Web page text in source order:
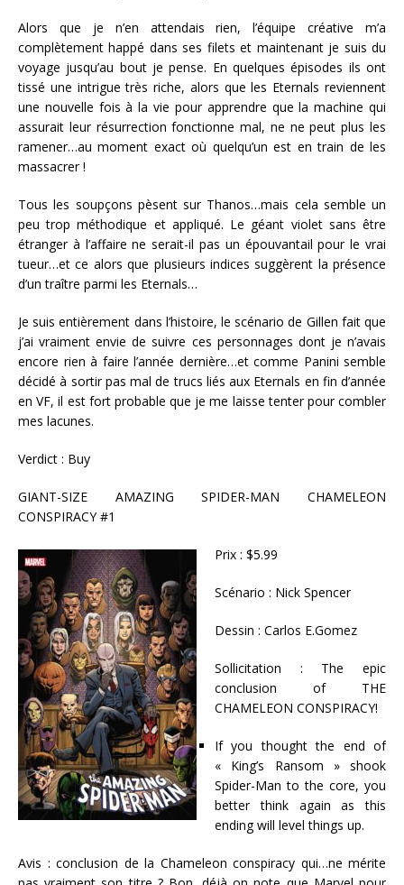
Alors que je n’en attendais rien, l’équipe créative m’a
complètement happé dans ses filets et maintenant je suis du
voyage jusqu’au bout je pense. En quelques épisodes ils ont
tissé une intrigue très riche, alors que les Eternals reviennent
une nouvelle fois à la vie pour apprendre que la machine qui
assurait leur résurrection fonctionne mal, ne ne peut plus les
ramener…au moment exact où quelqu’un est en train de les
massacrer !
Tous les soupçons pèsent sur Thanos…mais cela semble un
peu trop méthodique et appliqué. Le géant violet sans être
étranger à l’affaire ne serait-il pas un épouvantail pour le vrai
tueur…et ce alors que plusieurs indices suggèrent la présence
d’un traître parmi les Eternals…
Je suis entièrement dans l’histoire, le scénario de Gillen fait que
j’ai vraiment envie de suivre ces personnages dont je n’avais
encore rien à faire l’année dernière…et comme Panini semble
décidé à sortir pas mal de trucs liés aux Eternals en fin d’année
en VF, il est fort probable que je me laisse tenter pour combler
mes lacunes.
Verdict : Buy
GIANT-SIZE AMAZING SPIDER-MAN CHAMELEON
CONSPIRACY #1
Prix : $5.99
Scénario : Nick Spencer
Dessin : Carlos E.Gomez
Sollicitation : The epic
conclusion of THE
CHAMELEON CONSPIRACY!
If you thought the end of
« King’s Ransom » shook
Spider-Man to the core, you
better think again as this
ending will level things up.
Avis : conclusion de la Chameleon conspiracy qui…ne mérite